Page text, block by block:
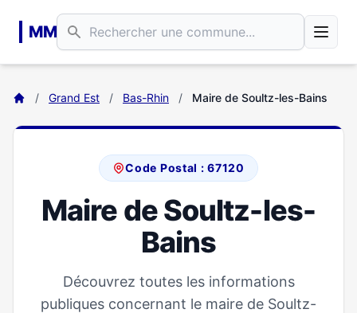
MM
/ Grand Est / Bas-Rhin / Maire de Soultz-les-Bains
Code Postal : 67120
Maire de Soultz-les-
Bains
Découvrez toutes les informations
publiques concernant le maire de Soultz-